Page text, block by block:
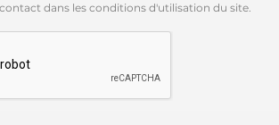
dans les conditions d'utilisation du site.